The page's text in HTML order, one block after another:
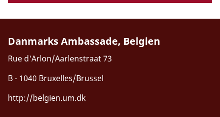
Danmarks Ambassade, Belgien
Rue d'Arlon/Aarlenstraat 73
B - 1040 Bruxelles/Brussel
http://belgien.um.dk